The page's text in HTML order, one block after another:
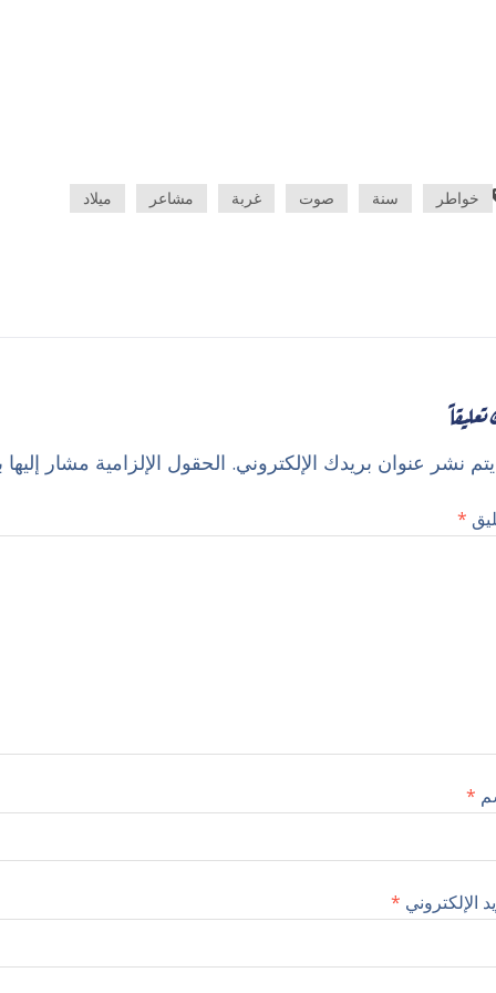
خواطر سنة صوت غربة مشاعر ميلاد
نشر عنوان بريدك الإلكتروني. الحقول الإلزامية مشار إليها
*
*
الإلكتروني *